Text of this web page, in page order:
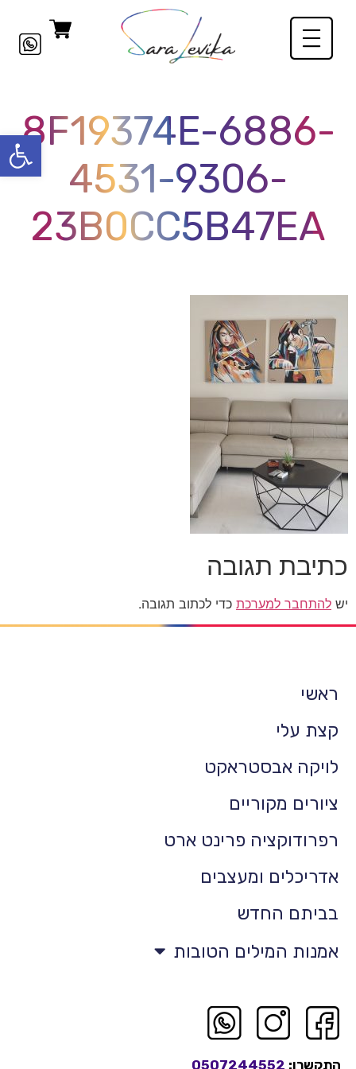
פתח
8F19374E-6886-
4531-9306-
23B0CC5B47EA
כתיבת תגובה
יש להתחבר למערכת כדי לכתוב תגובה.
ראשי
קצת עלי
לויקה אבסטראקט
ציורים מקוריים
רפרודוקציה פרינט ארט
אדריכלים ומעצבים
בביתם החדש
אמנות המילים הטובות
התקשרו: 0507244552